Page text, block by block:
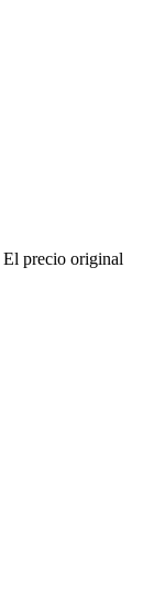
El precio original